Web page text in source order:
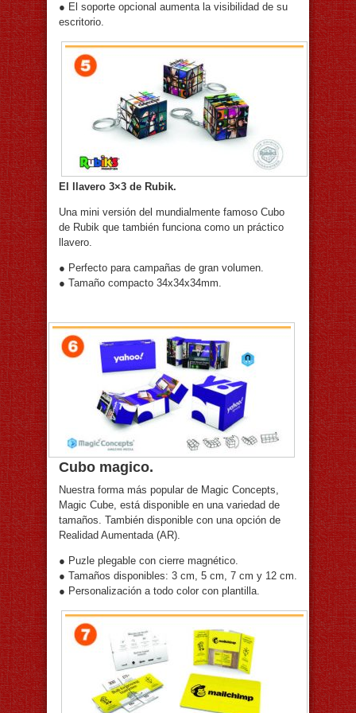
● El soporte opcional aumenta la visibilidad de su
escritorio.
El llavero 3×3 de Rubik.
Una mini versión del mundialmente famoso Cubo
de Rubik que también funciona como un práctico
llavero.
● Perfecto para campañas de gran volumen.
● Tamaño compacto 34x34x34mm.
Cubo magico.
Nuestra forma más popular de Magic Concepts,
Magic Cube, está disponible en una variedad de
tamaños. También disponible con una opción de
Realidad Aumentada (AR).
● Puzle plegable con cierre magnético.
● Tamaños disponibles: 3 cm, 5 cm, 7 cm y 12 cm.
● Personalización a todo color con plantilla.